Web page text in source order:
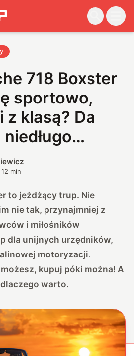
718 Boxster
sportowo,
z klasą? Da
12 min
to jeżdżący trup. Nie
nie tak, przynajmniej z
i miłośników
dla unijnych urzędników,
motoryzacji.
kupuj póki można! A
warto.